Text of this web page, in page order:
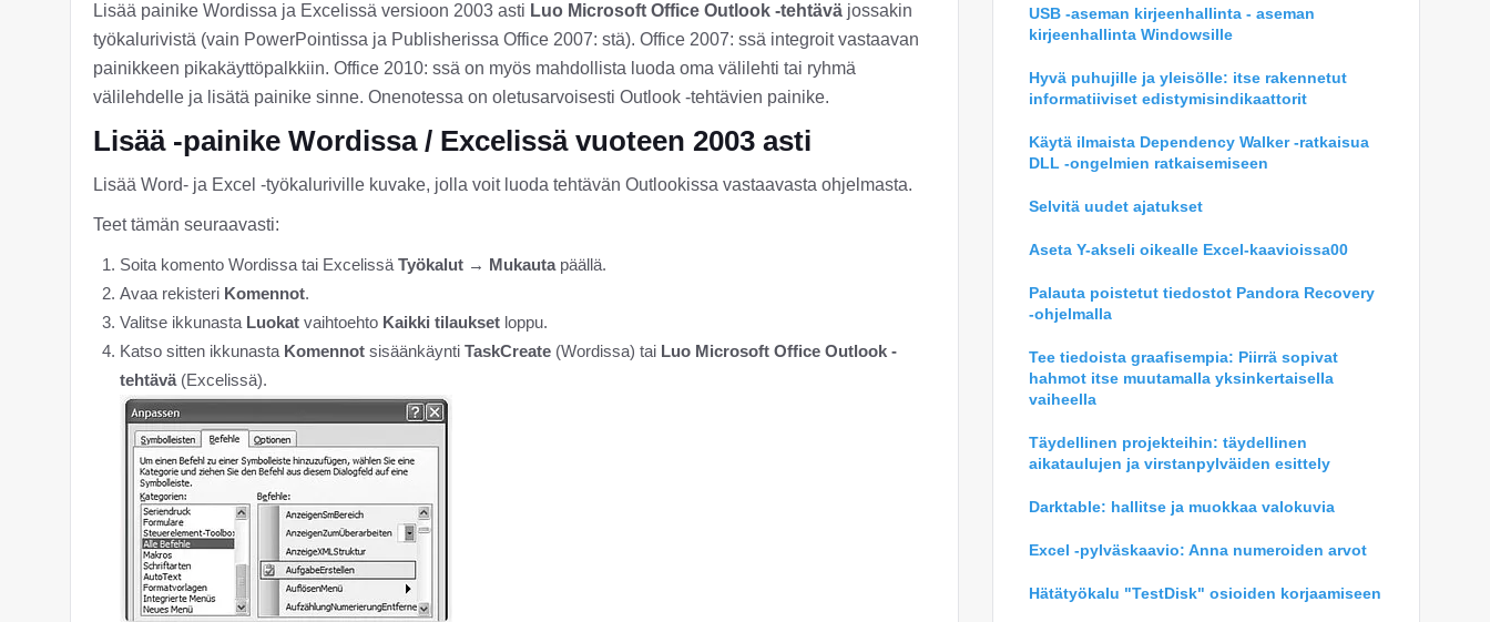
Lisää painike Wordissa ja Excelissä versioon 2003 asti Luo Microsoft Office Outlook -tehtävä jossakin
työkalurivistä (vain PowerPointissa ja Publisherissa Office 2007: stä). Office 2007: ssä integroit vastaavan
painikkeen pikakäyttöpalkkiin. Office 2010: ssä on myös mahdollista luoda oma välilehti tai ryhmä
välilehdelle ja lisätä painike sinne. Onenotessa on oletusarvoisesti Outlook -tehtävien painike.
Lisää -painike Wordissa / Excelissä vuoteen 2003 asti
Lisää Word- ja Excel -työkaluriville kuvake, jolla voit luoda tehtävän Outlookissa vastaavasta ohjelmasta.
Teet tämän seuraavasti:
Soita komento Wordissa tai Excelissä Työkalut → Mukautapäällä.
Avaa rekisteri Komennot.
Valitse ikkunasta Luokat vaihtoehto Kaikki tilaukset loppu.
Katso sitten ikkunasta Komennot sisäänkäynti TaskCreate (Wordissa) tai Luo Microsoft Office Outlook -
tehtävä (Excelissä).
USB -aseman kirjeenhallinta - aseman
kirjeenhallinta Windowsille
Hyvä puhujille ja yleisölle: itse rakennetut
informatiiviset edistymisindikaattorit
Käytä ilmaista Dependency Walker -ratkaisua
DLL -ongelmien ratkaisemiseen
Selvitä uudet ajatukset
Aseta Y-akseli oikealle Excel-kaavioissa00
Palauta poistetut tiedostot Pandora Recovery
-ohjelmalla
Tee tiedoista graafisempia: Piirrä sopivat
hahmot itse muutamalla yksinkertaisella
vaiheella
Täydellinen projekteihin: täydellinen
aikataulujen ja virstanpylväiden esittely
Darktable: hallitse ja muokkaa valokuvia
Excel -pylväskaavio: Anna numeroiden arvot
Hätätyökalu "TestDisk" osioiden korjaamiseen